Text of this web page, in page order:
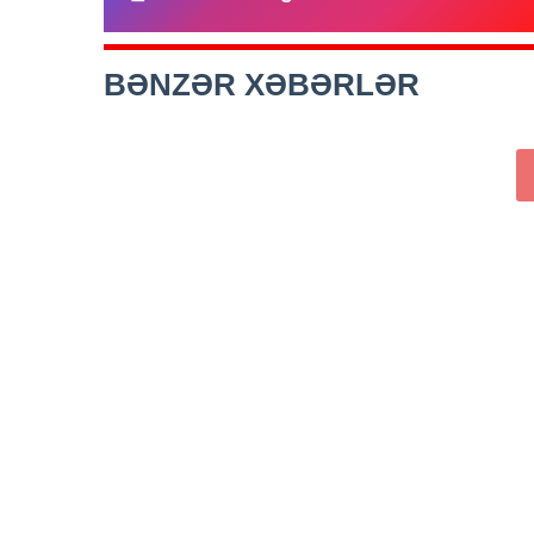
BƏNZƏR XƏBƏRLƏR